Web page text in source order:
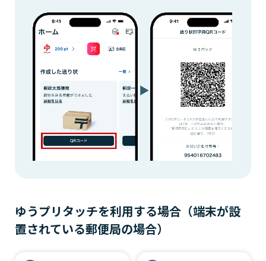
ゆうプリタッチを利用する場合（端末が設
置されている郵便局の場合）